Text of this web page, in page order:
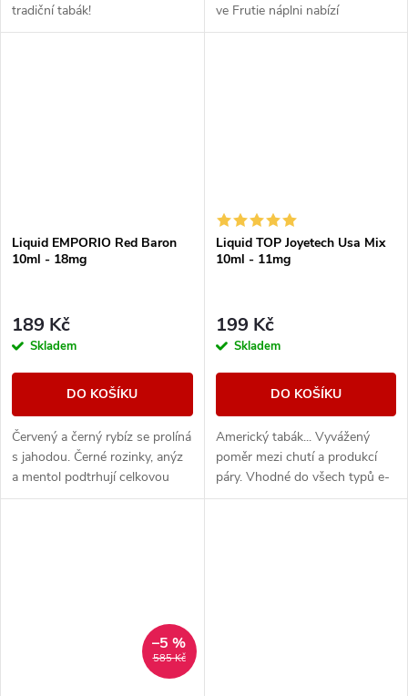
tradiční tabák!
ve Frutie náplni nabízí
autentickou ovocnou příchuť.
Liquid EMPORIO Red Baron
10ml - 18mg
189 Kč
Skladem
DO KOŠÍKU
Červený a černý rybíz se prolíná
s jahodou. Černé rozinky, anýz
a mentol podtrhují celkovou
kompozici.
Liquid TOP Joyetech Usa Mix
10ml - 11mg
199 Kč
Skladem
DO KOŠÍKU
Americký tabák... Vyvážený
poměr mezi chutí a produkcí
páry. Vhodné do všech typů e-
cigaret
585 Kč
–5 %